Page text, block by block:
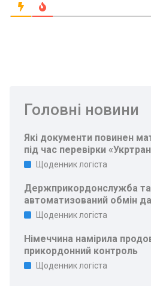
Головні новини
Які документи повинен
під час перевірки
Щоденник логіста
Держприкордонслужба
автоматизований обмін
Щоденник логіста
Німеччина намірила
прикордонний контроль
Щоденник логіста